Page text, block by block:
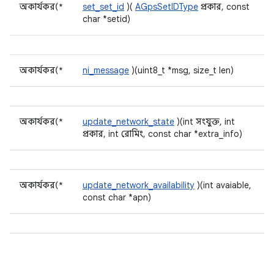
অকার্যকর(* set_set_id )( AGpsSetIDType প্রকার, const
char *setid)
অকার্যকর(* ni_message )(uint8_t *msg, size_t len)
অকার্যকর(* update_network_state )(int সংযুক্ত, int
প্রকার, int রোমিং, const char *extra_info)
অকার্যকর(* update_network_availability )(int avaiable,
const char *apn)